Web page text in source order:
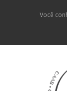
Você